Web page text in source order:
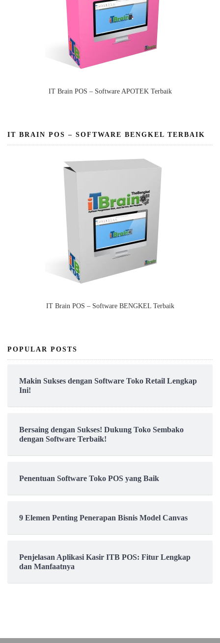
IT Brain POS – Software APOTEK Terbaik
IT BRAIN POS – SOFTWARE BENGKEL TERBAIK
IT Brain POS – Software BENGKEL Terbaik
POPULAR POSTS
Makin Sukses dengan Software Toko Retail Lengkap
Ini!
Bersaing dengan Sukses! Dukung Toko Sembako
dengan Software Terbaik!
Penentuan Software Toko POS yang Baik
9 Elemen Penting Penerapan Bisnis Model Canvas
Penjelasan Aplikasi Kasir ITB POS: Fitur Lengkap
dan Manfaatnya